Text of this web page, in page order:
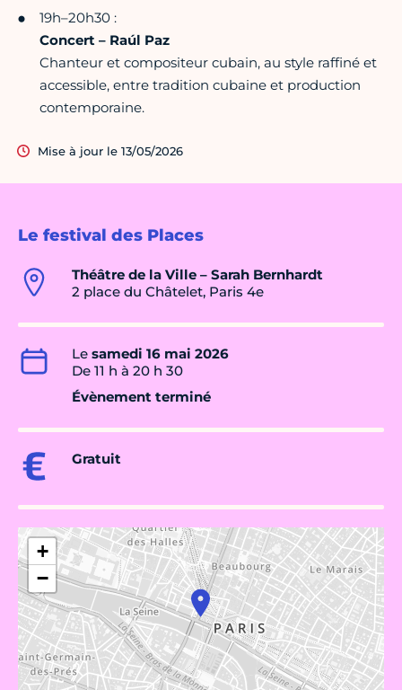
Le festival des Places
Théâtre de la Ville – Sarah Bernhardt
2 place du Châtelet, Paris 4e
Le samedi 16 mai 2026
De 11 h à 20 h 30
Évènement terminé
Gratuit
+
−
19h–20h30 :
Concert – Raúl Paz
Chanteur et compositeur cubain, au style raffiné et
accessible, entre tradition cubaine et production
contemporaine.
Mise à jour le 13/05/2026